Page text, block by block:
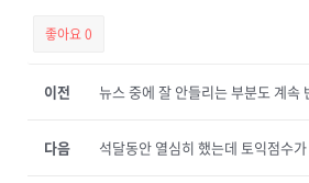
좋아요0
이전 뉴스 중에 잘 안들리는 부분도 계속
석달동안 열심히 했는데 토익점수
다음